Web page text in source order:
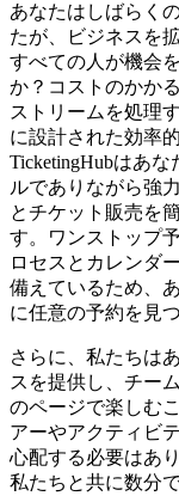
あなたはしばらく
たが、ビジネスを
すべての人が機会
か？コストのかか
ストリームを処理
に設計された効率
TicketingHubはあ
ルでありながら強
とチケット販売を
す。ワンストップ
ロセスとカレンダ
備えているため、
に任意の予約を見
さらに、私たちは
スを提供し、チー
のページで楽しむ
アーやアクティビ
心配する必要はあ
私たちと共に数分